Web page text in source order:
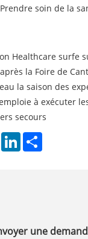
soin de la
Healthcare surfe
la Foire de
la saison des
à exécuter
secours
PinterestLinkedIn
une